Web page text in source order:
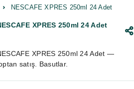
NESCAFE XPRES 250ml 24 Adet
XPRES 250ml 24 Adet
XPRES 250ml 24 Adet —
satış. Basutlar.